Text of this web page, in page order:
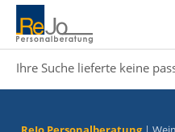
Ihre Suche lieferte keine